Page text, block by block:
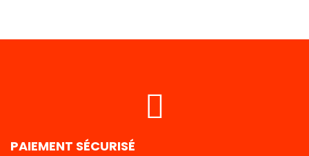
PAIEMENT SÉCURISÉ